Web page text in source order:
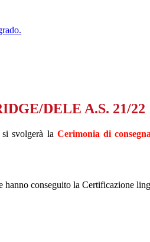
DELE A.S. 21/22
svolgerà la Cerimonia di
conseguito la Certificazione